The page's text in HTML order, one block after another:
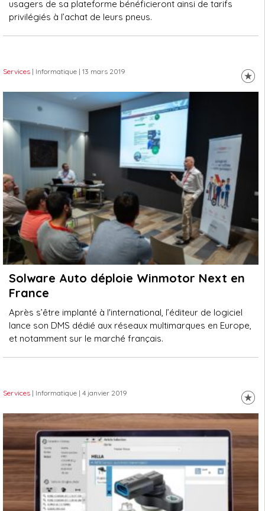
usagers de sa plateforme bénéficieront ainsi de tarifs
privilégiés à l’achat de leurs pneus.
Services | Informatique | 13 mars 2019
Solware Auto déploie Winmotor Next en
France
Après s’être implanté à l'international, l’éditeur de logiciel
lance son DMS dédié aux réseaux multimarques en Europe,
et notamment sur le marché français.
Services | Informatique | 4 janvier 2019